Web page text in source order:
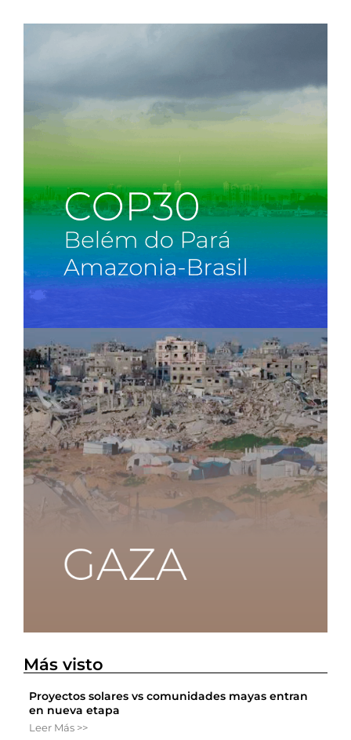
Más visto
Proyectos solares vs comunidades mayas entran
en nueva etapa
Leer Más >>